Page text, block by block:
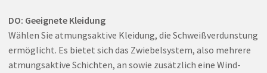
DO: Geeignete Kleidung
Wählen Sie atmungsaktive Kleidung, die Schweißverdunstung
ermöglicht. Es bietet sich das Zwiebelsystem, also mehrere
atmungsaktive Schichten, an sowie zusätzlich eine Wind-